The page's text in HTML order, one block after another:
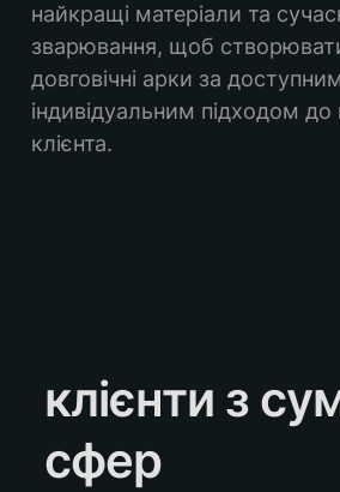
найкращі матеріали та
зварювання, щоб
довговічні арки за
індивідуальним підходом
клієнта.
клієнти з
сфер